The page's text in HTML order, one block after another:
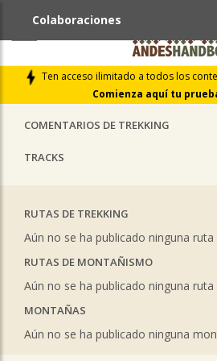
Ten acceso ilimitado a todos los
Comienza aquí tu
Colaboraciones
ÚLTIMAS COLABORACIONES
LIBROS DE CUMBRES
COMENTARIOS DE TREKKING
TRACKS
RUTAS DE TREKKING
Aún no se ha publicado ninguna
RUTAS DE MONTAÑISMO
Aún no se ha publicado ninguna
MONTAÑAS
Aún no se ha publicado ninguna